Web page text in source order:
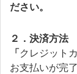
ださい。
２．決済方法
「クレジット
お支払いが完